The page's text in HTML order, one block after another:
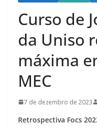
Curso de
da Uniso
máxima
MEC
7 de dezembro de 2023
Retrospectiva Focs